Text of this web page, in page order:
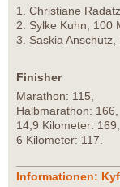
1. Christiane
2. Sylke Kuhn, 100
3. Saskia
Finisher
Marathon: 115,
Halbmarathon: 166,
14,9 Kilometer: 169,
6 Kilometer: 117.
Informationen: